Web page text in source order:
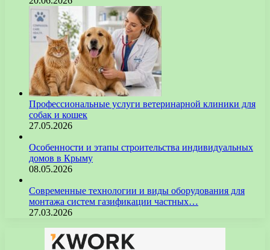
Профессиональные услуги ветеринарной клиники для
собак и кошек
27.05.2026
Особенности и этапы строительства индивидуальных
домов в Крыму
08.05.2026
Современные технологии и виды оборудования для
монтажа систем газификации частных…
27.03.2026